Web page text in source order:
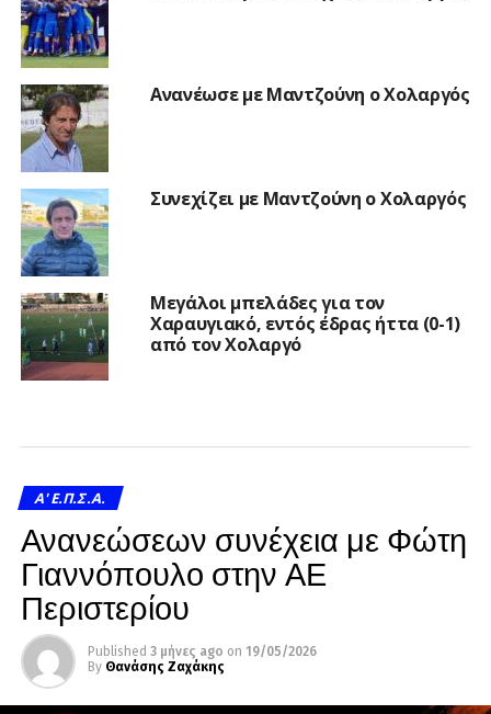
Ανανέωσε με Μαντζούνη ο Χολαργός
Συνεχίζει με Μαντζούνη ο Χολαργός
Μεγάλοι μπελάδες για τον
Χαραυγιακό, εντός έδρας ήττα (0-1)
από τον Χολαργό
A' Ε.Π.Σ.Α.
Ανανεώσεων συνέχεια με Φώτη
Γιαννόπουλο στην ΑΕ
Περιστερίου
Published 3 μήνες ago on 19/05/2026
By Θανάσης Ζαχάκης